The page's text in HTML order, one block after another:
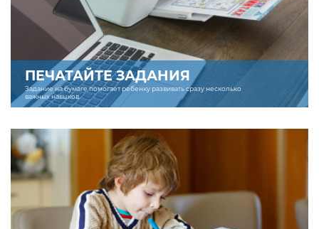
ПЕЧАТАЙТЕ ЗАДАНИЯ
Задание на бумаге помогает ребенку развивать сразу несколько
важных навыков.